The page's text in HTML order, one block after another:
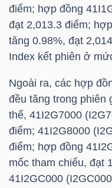
điểm; hợp đồng
đạt 2,013.3 điểm;
tăng 0.98%, đạt
Index kết phiên ở
Ngoài ra, các hợp
đều tăng trong phiên
thể, 41I2G7000
điểm; 41I2G8000
điểm; hợp đồng
mốc tham chiếu, đạt
41I2GC000
KINH
TẾ
THẾ
GIỚI
ĐÔNG